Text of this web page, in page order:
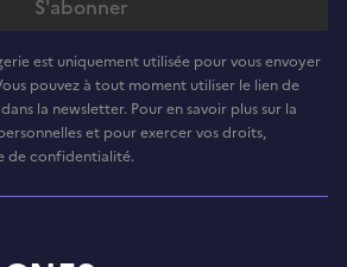
est uniquement utilisée pour vous envoyer
pouvez à tout moment utiliser le lien de
la newsletter. Pour en savoir plus sur la
et pour exercer vos droits,
de confidentialité.